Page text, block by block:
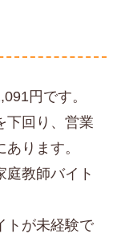
円です。
下回り、営業
ります。
庭教師バイト
トが未経験で